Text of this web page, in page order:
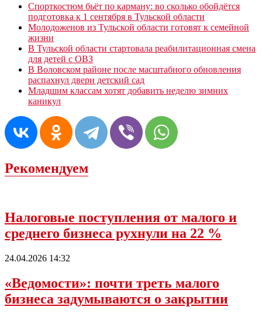
Спорткостюм бьёт по карману: во сколько обойдётся
подготовка к 1 сентября в Тульской области
Молодоженов из Тульской области готовят к семейной
жизни
В Тульской области стартовала реабилитационная смена
для детей с ОВЗ
В Воловском районе после масштабного обновления
распахнул двери детский сад
Младшим классам хотят добавить неделю зимних
каникул
Рекомендуем
Налоговые поступления от малого и
среднего бизнеса рухнули на 22 %
24.04.2026 14:32
«Ведомости»: почти треть малого
бизнеса задумываются о закрытии